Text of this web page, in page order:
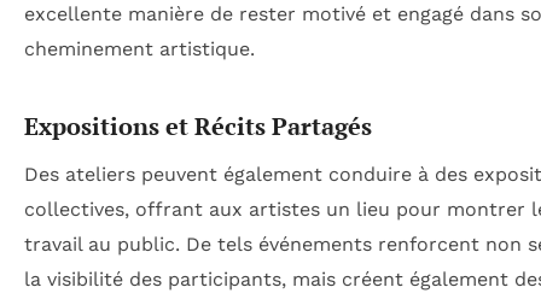
excellente manière de rester motivé et engagé dans
cheminement artistique.
Expositions et Récits Partagés
Des ateliers peuvent également conduire à des
collectives, offrant aux artistes un lieu pour montrer
travail au public. De tels événements renforcent non
la visibilité des participants, mais créent également